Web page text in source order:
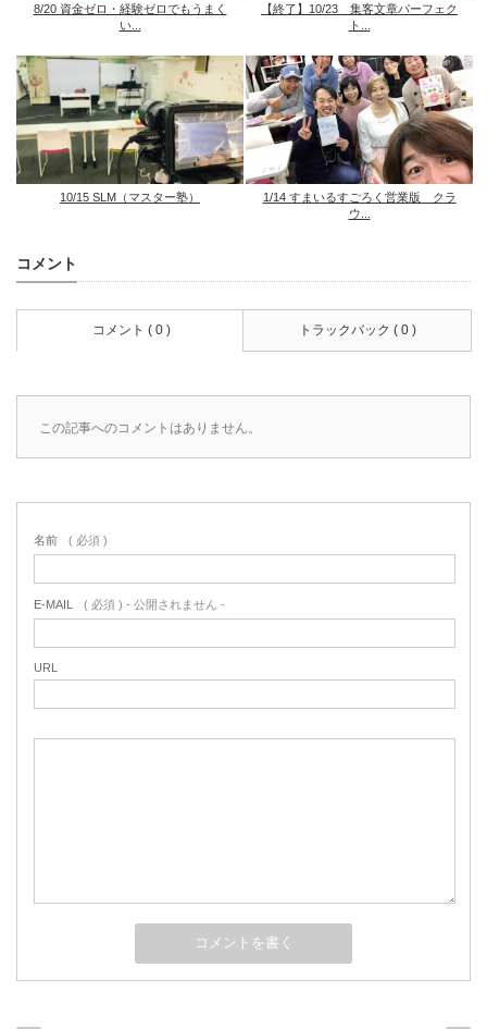
8/20 資金ゼロ・経験ゼロでもうまく
い...
【終了】10/23 集客文章パーフェク
ト...
10/15 SLM（マスター塾）
1/14 すまいるすごろく営業版 クラ
ウ...
コメント
コメント ( 0 ) トラックバック ( 0 )
この記事へのコメントはありません。
名前 ( 必須 )
E-MAIL ( 必須 ) - 公開されません -
URL